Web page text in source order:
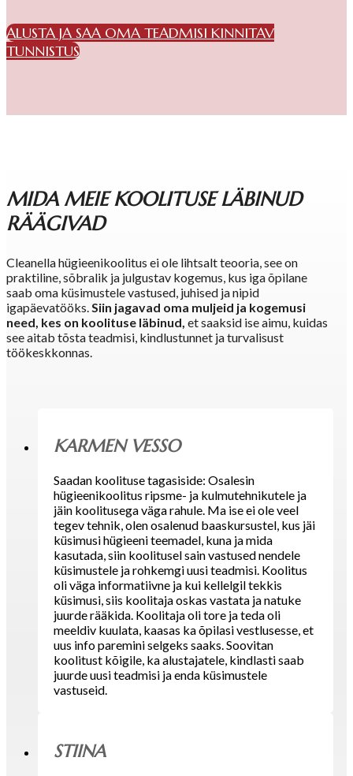
ALUSTA JA SAA OMA TEADMISI KINNITAV
TUNNISTUS
MIDA MEIE KOOLITUSE LÄBINUD
RÄÄGIVAD
Cleanella hügieenikoolitus ei ole lihtsalt teooria, see on
praktiline, sõbralik ja julgustav kogemus, kus iga õpilane
saab oma küsimustele vastused, juhised ja nipid
igapäevatööks.Siin jagavad oma muljeid ja kogemusi
need, kes on koolituse läbinud, et saaksid ise aimu, kuidas
see aitab tõsta teadmisi, kindlustunnet ja turvalisust
töökeskkonnas.
KARMEN VESSO
Saadan koolituse tagasiside: Osalesin
hügieenikoolitus ripsme- ja kulmutehnikutele ja
jäin koolitusega väga rahule. Ma ise ei ole veel
tegev tehnik, olen osalenud baaskursustel, kus jäi
küsimusi hügieeni teemadel, kuna ja mida
kasutada, siin koolitusel sain vastused nendele
küsimustele ja rohkemgi uusi teadmisi. Koolitus
oli väga informatiivne ja kui kellelgil tekkis
küsimusi, siis koolitaja oskas vastata ja natuke
juurde rääkida. Koolitaja oli tore ja teda oli
meeldiv kuulata, kaasas ka õpilasi vestlusesse, et
uus info paremini selgeks saaks. Soovitan
koolitust kõigile, ka alustajatele, kindlasti saab
juurde uusi teadmisi ja enda küsimustele
vastuseid.
STIINA